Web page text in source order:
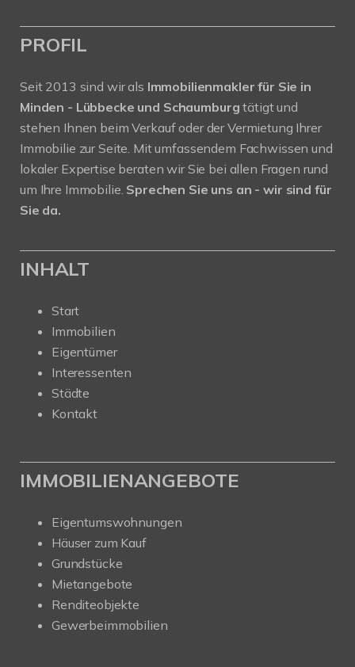
PROFIL
Seit 2013 sind wir als Immobilienmakler für Sie in
Minden - Lübbecke und Schaumburgtätigt und
stehen Ihnen beim Verkauf oder der Vermietung Ihrer
Immobilie zur Seite. Mit umfassendem Fachwissen und
lokaler Expertise beraten wir Sie bei allen Fragen rund
um Ihre Immobilie. Sprechen Sie uns an - wir sind für
Sie da.
INHALT
Start
Immobilien
Eigentümer
Interessenten
Städte
Kontakt
IMMOBILIENANGEBOTE
Eigentumswohnungen
Häuser zum Kauf
Grundstücke
Mietangebote
Renditeobjekte
Gewerbeimmobilien